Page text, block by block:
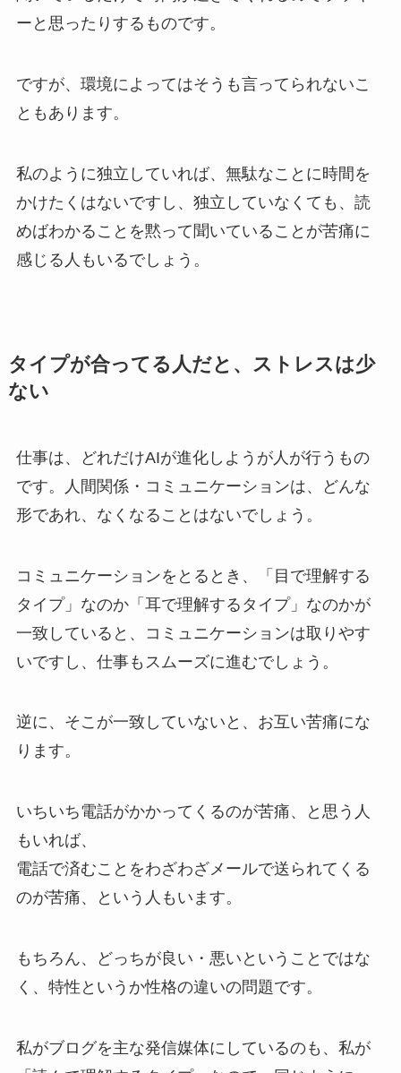
ーと思ったりするものです。
ですが、環境によってはそうも言ってられないこ
ともあります。
私のように独立していれば、無駄なことに時間を
かけたくはないですし、独立していなくても、読
めばわかることを黙って聞いていることが苦痛に
感じる人もいるでしょう。
タイプが合ってる人だと、ストレスは少
ない
仕事は、どれだけAIが進化しようが人が行うもの
です。人間関係・コミュニケーションは、どんな
形であれ、なくなることはないでしょう。
コミュニケーションをとるとき、「目で理解する
タイプ」なのか「耳で理解するタイプ」なのかが
一致していると、コミュニケーションは取りやす
いですし、仕事もスムーズに進むでしょう。
逆に、そこが一致していないと、お互い苦痛にな
ります。
いちいち電話がかかってくるのが苦痛、と思う人
もいれば、
電話で済むことをわざわざメールで送られてくる
のが苦痛、という人もいます。
もちろん、どっちが良い・悪いということではな
く、特性というか性格の違いの問題です。
私がブログを主な発信媒体にしているのも、私が